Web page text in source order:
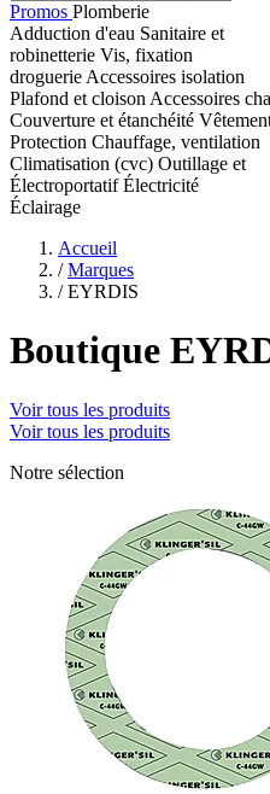
Promos Plomberie
Adduction d'eau Sanitaire et
robinetterie Vis, fixation
droguerie Accessoires isolation
Plafond et cloison Accessoires
Couverture et étanchéité
Protection Chauffage, ventilation
Climatisation (cvc) Outillage et
ÉlectroportatifÉlectricité
Éclairage
Accueil
/ Marques
/ EYRDIS
Boutique
Voir tous les produits
Voir tous les produits
Notre sélection